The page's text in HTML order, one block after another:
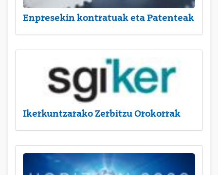
Enpresekin kontratuak eta Patenteak
Ikerkuntzarako Zerbitzu Orokorrak